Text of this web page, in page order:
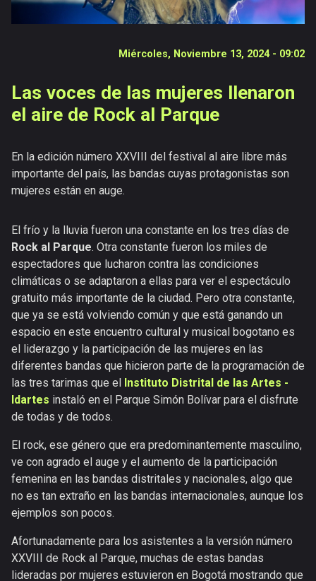
Versiones
anteriores
Miércoles, Noviembre 13, 2024 - 09:02
Las voces de las mujeres llenaron
el aire de Rock al Parque
En la edición número XXVIII del festival al aire libre más
importante del país, las bandas cuyas protagonistas son
mujeres están en auge.
El frío y la lluvia fueron una constante en los tres días de
Rock al Parque. Otra constante fueron los miles de
espectadores que lucharon contra las condiciones
climáticas o se adaptaron a ellas para ver el espectáculo
gratuito más importante de la ciudad. Pero otra constante,
que ya se está volviendo común y que está ganando un
espacio en este encuentro cultural y musical bogotano es
el liderazgo y la participación de las mujeres en las
diferentes bandas que hicieron parte de la programación de
las tres tarimas que el Instituto Distrital de las Artes -
Idartes instaló en el Parque Simón Bolívar para el disfrute
de todas y de todos.
El rock, ese género que era predominantemente masculino,
ve con agrado el auge y el aumento de la participación
femenina en las bandas distritales y nacionales, algo que
no es tan extraño en las bandas internacionales, aunque los
ejemplos son pocos.
Afortunadamente para los asistentes a la versión número
XXVIII de Rock al Parque, muchas de estas bandas
lideradas por mujeres estuvieron en Bogotá mostrando que